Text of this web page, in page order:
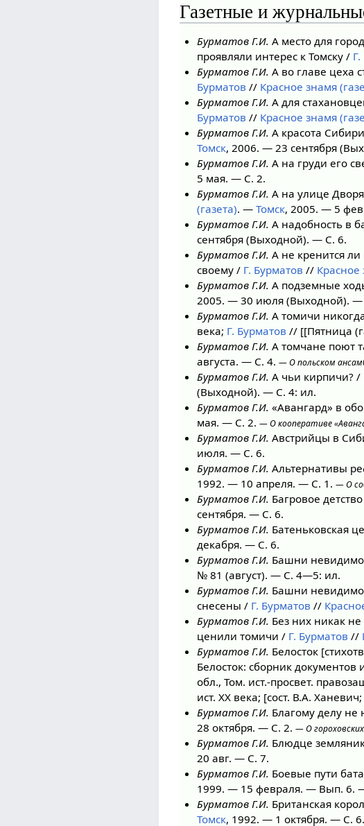
Газетные и
Бурматов Г.И. А место для
проявляли интерес к Томску /
Бурматов Г.И. А во главе цеха
Бурматов // Красное знамя
Бурматов Г.И. А для
Бурматов // Красное знамя
Бурматов Г.И. А красота
Томск, 2006. — 23 сентября
Бурматов Г.И. А на груди его
5 мая. — С. 2.
Бурматов Г.И. А на улице
(газета). — Томск, 2005. — 5
Бурматов Г.И. А надобность в
сентября (Выходной). — С. 6.
Бурматов Г.И. А не кренится ли
своему / Г. Бурматов // Красное
Бурматов Г.И. А подземные
2005. — 30 июля (Выходной). —
Бурматов Г.И. А томичи
века; Г. Бурматов // [[Пятница
Бурматов Г.И. А томчане поют
августа. — С. 4. — О польском
Бурматов Г.И. А чьи кирпичи? /
(Выходной). — С. 4: ил.
Бурматов Г.И. «Авангард» в
мая. — С. 2. — О кооперативе
Бурматов Г.И. Австрийцы в
июля. — С. 6.
Бурматов Г.И. Альтернативы
1992. — 10 апреля. — С. 1. — О
Бурматов Г.И. Багровое
сентября. — С. 6.
Бурматов Г.И. Батеньковская
декабря. — С. 6.
Бурматов Г.И. Башни
№ 81 (август). — С. 4—5: ил.
Бурматов Г.И. Башни
снесены / Г. Бурматов //
Бурматов Г.И. Без них никак
ценили томичи / Г. Бурматов //
Бурматов Г.И. Белосток
Белосток: сборник
обл., Том. ист.-просвет.
ист. XX века; [cост. В.А.
Бурматов Г.И. Благому делу не
28 октября. — С. 2. — О
Бурматов Г.И. Блюдце
20 авг. — С. 7.
Бурматов Г.И. Боевые пути
1999. — 15 февраля. — Вып. 6.
Бурматов Г.И. Британская
Томск, 1992. — 1 октября. — С. 6.